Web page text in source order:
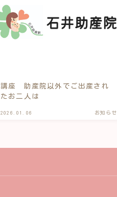
講座 助産院以外でご出産され
たお二人は
2026.01.06 お知らせ